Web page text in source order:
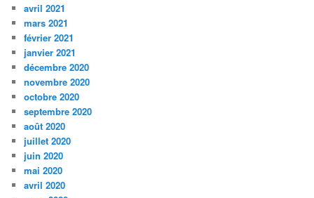
avril 2021
mars 2021
février 2021
janvier 2021
décembre 2020
novembre 2020
octobre 2020
septembre 2020
août 2020
juillet 2020
juin 2020
mai 2020
avril 2020